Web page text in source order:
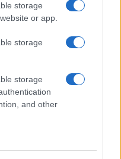
storage
or app.
storage
storage
and other
per i giochi del